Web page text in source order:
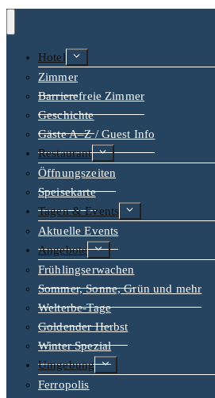
Hotel
Untermenü
erweitern
Zimmer
Barrierefreie Zimmer
Geschichte
Gäste A–Z / Guest Info
Restaurant Untermenü
erweitern
Öffnungszeiten
Speisekarte
Tagen & Events
Untermenü
erweitern
Aktuelle Events
Angebote Untermenü
erweitern
Frühlingserwachen
Sommer, Sonne, Grün und mehr
Welterbe-Tage
Goldender Herbst
Winter Spezial
Umgebung Untermenü
erweitern
Ferropolis